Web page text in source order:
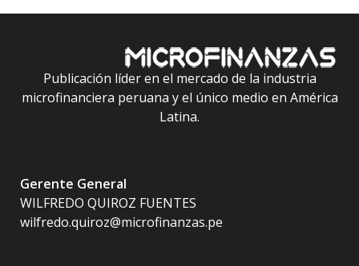
Publicación líder en el mercado de la industria
microfinanciera peruana y el único medio en América
Latina.
Gerente General
WILFREDO QUIROZ FUENTES
wilfredo.quiroz@microfinanzas.pe